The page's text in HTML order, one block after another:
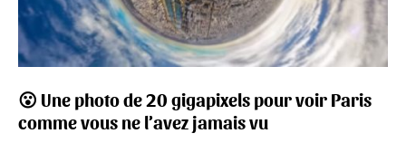
😮 Une photo de 20 gigapixels pour voir Paris
comme vous ne l’avez jamais vu